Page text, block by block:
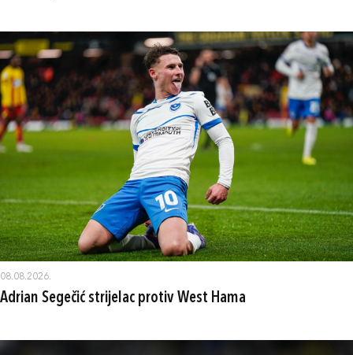
08.08.2026.
Adrian Segečić strijelac protiv West Hama